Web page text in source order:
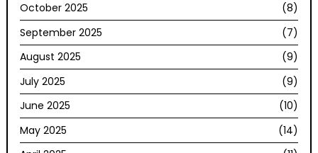
October 2025
(8)
September 2025
(7)
August 2025
(9)
July 2025
(9)
June 2025
(10)
May 2025
(14)